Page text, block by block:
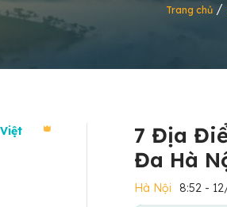
Trang chủ/
7 Địa
Đa Hà
Hà Nội 8:52 -